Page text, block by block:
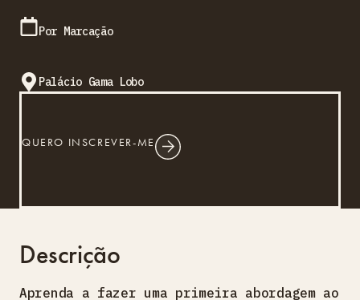
Por Marcação
Palácio Gama Lobo
QUERO INSCREVER-ME
Descrição
Aprenda a fazer uma primeira abordagem ao